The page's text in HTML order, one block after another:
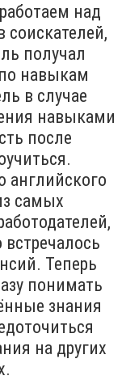
над
получал
навыкам
в случае
навыками
после
английского
самых
Теперь
понимать
знания
на других